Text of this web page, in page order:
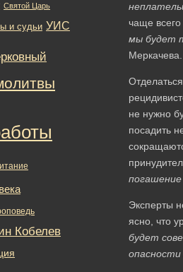
чаще
мы будет
Меркачева.
не нужно
посадить
Эксперты
ясно, что
будет
Святой Царь
и судьи УИС
Кобелев